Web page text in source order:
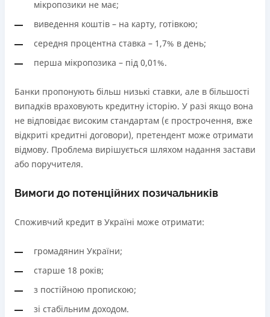
мікропозики не має;
виведення коштів – на карту, готівкою;
середня процентна ставка – 1,7% в день;
перша мікропозика – під 0,01%.
Банки пропонують більш низькі ставки, але в більшості
випадків враховують кредитну історію. У разі якщо вона
не відповідає високим стандартам (є прострочення, вже
відкриті кредитні договори), претендент може отримати
відмову. Проблема вирішується шляхом надання застави
або поручителя.
Вимоги до потенційних позичальників
Споживчий кредит в Україні може отримати:
громадянин України;
старше 18 років;
з постійною пропискою;
зі стабільним доходом.